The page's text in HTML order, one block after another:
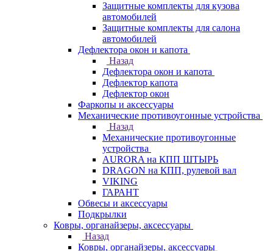
Защитные комплекты для кузова
автомобилей
Защитные комплекты для салона
автомобилей
Дефлектора окон и капота
Назад
Дефлектора окон и капота
Дефлектор капота
Дефлектор окон
Фаркопы и аксессуары
Механические противоугонные устройства
Назад
Механические противоугонные
устройства
AURORA на КПП ШТЫРЬ
DRAGON на КПП, рулевой вал
VIKING
ГАРАНТ
Обвесы и аксессуары
Подкрылки
Ковры, органайзеры, аксессуары
Назад
Ковры, органайзеры, аксессуары